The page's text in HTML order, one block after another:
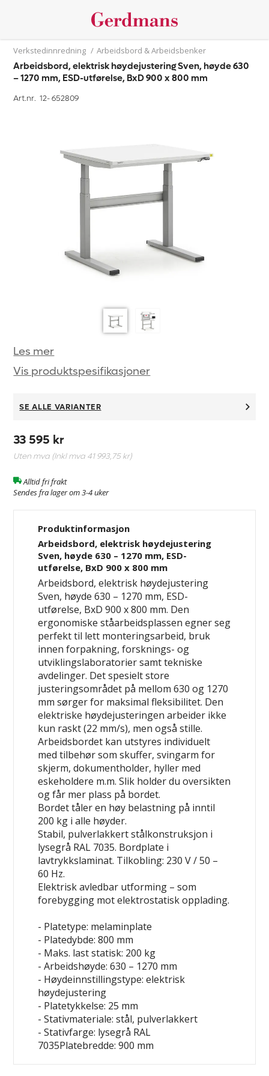
Verkstedinnredning / Arbeidsbord & Arbeidsbenker
Arbeidsbord, elektrisk høydejustering Sven, høyde 630
– 1270 mm, ESD-utførelse, BxD 900 x 800 mm
Art.nr. 12-652809
Les mer
Vis produktspesifikasjoner
SE ALLE VARIANTER
33 595 kr
Uten mva (Inkl mva 41 993,75 kr)
Alltid fri frakt
Sendes fra lager om 3-4 uker
Produktinformasjon
Arbeidsbord, elektrisk høydejustering
Sven, høyde 630 – 1270 mm, ESD-
utførelse, BxD 900 x 800 mm
Arbeidsbord, elektrisk høydejustering
Sven, høyde 630 – 1270 mm, ESD-
utførelse, BxD 900 x 800 mm. Den
ergonomiske ståarbeidsplassen egner seg
perfekt til lett monteringsarbeid, bruk
innen forpakning, forsknings- og
utviklingslaboratorier samt tekniske
avdelinger. Det spesielt store
justeringsområdet på mellom 630 og 1270
mm sørger for maksimal fleksibilitet. Den
elektriske høydejusteringen arbeider ikke
kun raskt (22 mm/s), men også stille.
Arbeidsbordet kan utstyres individuelt
med tilbehør som skuffer, svingarm for
skjerm, dokumentholder, hyller med
eskeholdere m.m. Slik holder du oversikten
og får mer plass på bordet.
Bordet tåler en høy belastning på inntil
200 kg i alle høyder.
Stabil, pulverlakkert stålkonstruksjon i
lysegrå RAL 7035. Bordplate i
lavtrykkslaminat. Tilkobling: 230 V / 50 –
60 Hz.
Elektrisk avledbar utforming – som
forebygging mot elektrostatisk opplading.
- Platetype: melaminplate
- Platedybde: 800 mm
- Maks. last statisk: 200 kg
- Arbeidshøyde: 630 – 1270 mm
- Høydeinnstillingstype: elektrisk
høydejustering
- Platetykkelse: 25 mm
- Stativmateriale: stål, pulverlakkert
- Stativfarge: lysegrå RAL
7035Platebredde: 900 mm